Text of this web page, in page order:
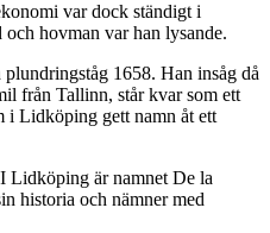
var dock ständigt i
hovman var han lysande.
1658. Han insåg då
från Tallinn, står kvar som ett
i Lidköping gett namn åt ett
Lidköping är namnet De la
historia och nämner med